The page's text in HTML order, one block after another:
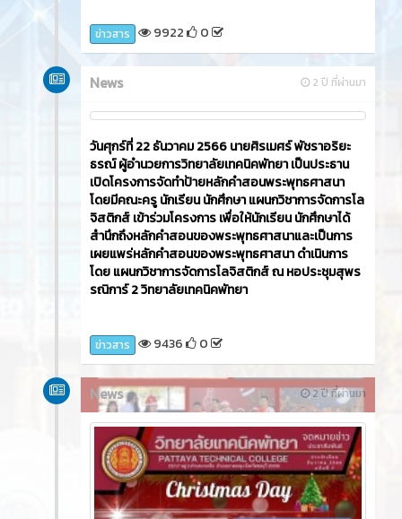
ข่าวสาร 9922 0
2 ปี ที่ผ่านมา
News
วันศุกร์ที่ 22 ธันวาคม 2566​ นายศิรเมศร์ พัชราอริยะ
ธรณ์ ผู้อำนวยการวิทยาลัยเทคนิคพัทยา เป็นประธาน
เปิดโครงการจัดทำป้ายหลักคำสอนพระพุทธศาสนา
โดยมีคณะครู นักเรียน นักศึกษา แผนกวิชาการจัดการโล
จิสติกส์ เข้าร่วมโครงการ เพื่อให้นักเรียน นักศึกษาได้
สำนึกถึงหลักคำสอนของพระพุทธศาสนาและเป็นการ
เผยแพร่หลักคำสอนของพระพุทธศาสนา ดำเนินการ
โดย แผนกวิชาการจัดการโลจิสติกส์ ณ หอประชุมสุพร
รณิการ์ 2 วิทยาลัยเทคนิคพัทยา
ข่าวสาร 9436 0
2 ปี ที่ผ่านมา
News